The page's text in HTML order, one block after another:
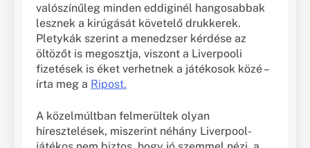
valószínűleg minden eddiginél hangosabbak
lesznek a kirúgását követelő drukkerek.
Pletykák szerint a menedzser kérdése az
öltözőt is megosztja, viszont a Liverpooli
fizetések is éket verhetnek a játékosok közé –
írta meg a Ripost.
A közelmúltban felmerültek olyan
híresztelések, miszerint néhány Liverpool-